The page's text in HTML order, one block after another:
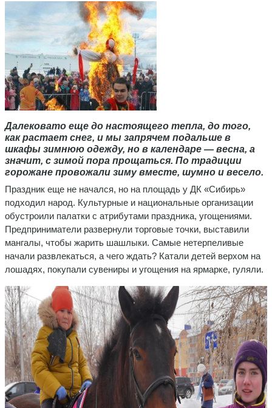
Далековато еще до настоящего тепла, до того,
как растает снег, и мы запрячем подальше в
шкафы зимнюю одежду, но в календаре — весна, а
значит, с зимой пора прощаться. По традиции
горожане провожали зиму вместе, шумно и весело.
Праздник еще не начался, но на площадь у ДК «Сибирь»
подходил народ. Культурные и национальные организации
обустроили палатки с атрибутами праздника, угощениями.
Предприниматели развернули торговые точки, выставили
мангалы, чтобы жарить шашлыки. Самые нетерпеливые
начали развлекаться, а чего ждать? Катали детей верхом на
лошадях, покупали сувениры и угощения на ярмарке, гуляли.